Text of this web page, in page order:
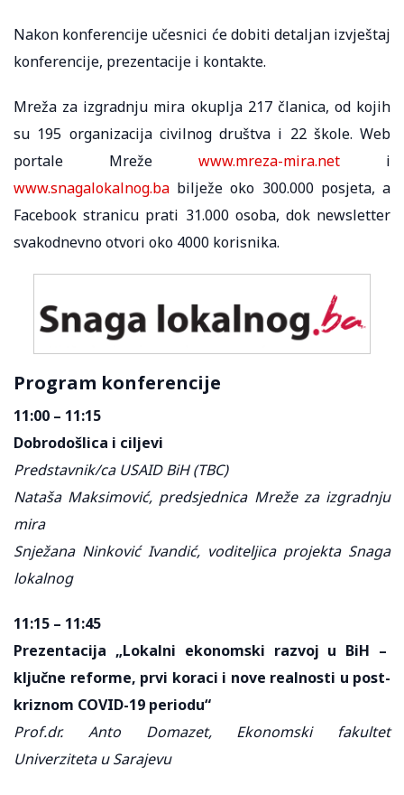
Nakon konferencije učesnici će dobiti detaljan izvještaj
konferencije, prezentacije i kontakte.
Mreža za izgradnju mira okuplja 217 članica, od kojih
su 195 organizacija civilnog društva i 22 škole. Web
portale Mreže www.mreza-mira.net i
www.snagalokalnog.ba bilježe oko 300.000 posjeta, a
Facebook stranicu prati 31.000 osoba, dok newsletter
svakodnevno otvori oko 4000 korisnika.
Program konferencije
11:00 – 11:15
Dobrodošlica i ciljevi
Predstavnik/ca USAID BiH (TBC)
Nataša Maksimović, predsjednica Mreže za izgradnju
mira
Snježana Ninković Ivandić, voditeljica projekta Snaga
lokalnog
11:15 – 11:45
Prezentacija „Lokalni ekonomski razvoj u BiH –
ključne reforme, prvi koraci i nove realnosti u post-
kriznom COVID-19 periodu“
Prof.dr. Anto Domazet, Ekonomski fakultet
Univerziteta u Sarajevu